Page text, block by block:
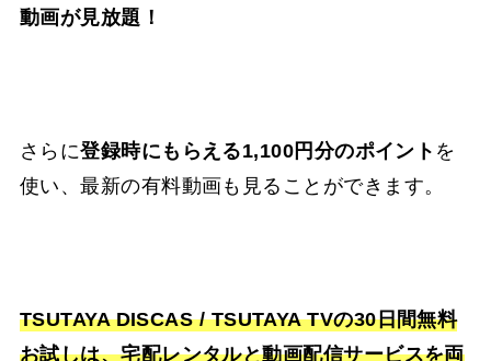
動画が見放題！
さらに登録時にもらえる1,100円分のポイント を
使い、最新の有料動画も見ることができます。
TSUTAYA DISCAS / TSUTAYA TVの30日間無料
お試しは、宅配レンタルと動画配信サービスを両